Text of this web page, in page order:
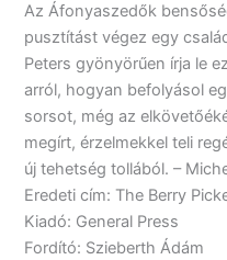
Az Áfonyaszedők
pusztítást végez egy
Peters gyönyörűen írja le
arról, hogyan befolyásol
sorsot, még az
megírt, érzelmekkel teli
új tehetség tollából. –
Eredeti cím: The Berry
Kiadó: General Press
Fordító: Szieberth Ádám